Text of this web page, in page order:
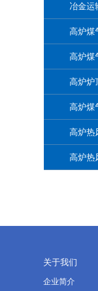
门
冶金运
高炉煤
统阀门
高炉煤
门
高炉炉
高炉煤
高炉热
系统阀
高炉热
关于我们
企业简介